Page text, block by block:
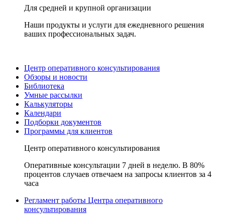
Для средней и крупной организации
Наши продукты и услуги для ежедневного решения
ваших профессиональных задач.
Центр оперативного консультирования
Обзоры и новости
Библиотека
Умные рассылки
Калькуляторы
Календари
Подборки документов
Программы для клиентов
Центр оперативного консультирования
Оперативные консультации 7 дней в неделю. В 80%
процентов случаев отвечаем на запросы клиентов за 4
часа
Регламент работы Центра оперативного
консультирования